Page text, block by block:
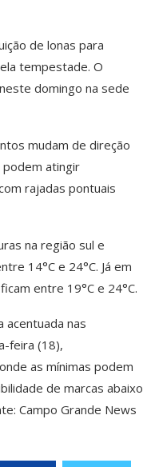
de lonas para
tempestade. O
domingo na sede
mudam de direção
atingir
rajadas pontuais
na região sul e
14°C e 24°C. Já em
entre 19°C e 24°C.
acentuada nas
feira (18),
as mínimas podem
de marcas abaixo
Campo Grande News